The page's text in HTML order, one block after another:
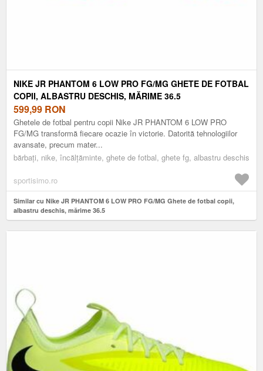
NIKE JR PHANTOM 6 LOW PRO FG/MG GHETE DE FOTBAL
COPII, ALBASTRU DESCHIS, MĂRIME 36.5
599,99 RON
Ghetele de fotbal pentru copii Nike JR PHANTOM 6 LOW PRO
FG/MG transformă fiecare ocazie în victorie. Datorită tehnologiilor
avansate, precum mater...
bărbați, nike, încălțăminte, ghete de fotbal, ghete fg, albastru deschis
sportisimo.ro
Similar cu Nike JR PHANTOM 6 LOW PRO FG/MG Ghete de fotbal copii,
albastru deschis, mărime 36.5